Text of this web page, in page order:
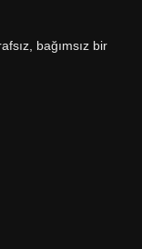
bağımsız bir